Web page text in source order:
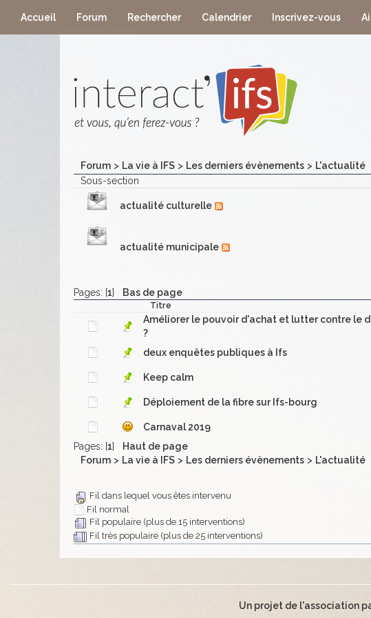
Accueil Forum Rechercher Calendrier Inscrivez-vous
Forum > La vie à IFS > Les derniers évènements > L'actualité
Sous-section
actualité culturelle
actualité municipale
Pages: [1] Bas de page
Titre
Améliorer le pouvoir d'achat et lutter contre le
?
deux enquêtes publiques à Ifs
Keep calm
Déploiement de la fibre sur Ifs-bourg
Carnaval 2019
Pages: [1]
Haut de page
Forum > La vie à IFS > Les derniers évènements > L'actualité
Fil dans lequel vous êtes intervenu
Fil normal
Fil populaire (plus de 15 interventions)
Fil très populaire (plus de 25 interventions)
Un projet de l'association